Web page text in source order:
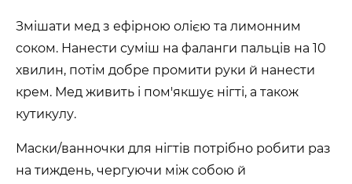
Змішати мед з ефірною олією та лимонним
соком. Нанести суміш на фаланги пальців на 10
хвилин, потім добре промити руки й нанести
крем. Мед живить і пом'якшує нігті, а також
кутикулу.
Маски/ванночки для нігтів потрібно робити раз
на тиждень, чергуючи між собою й